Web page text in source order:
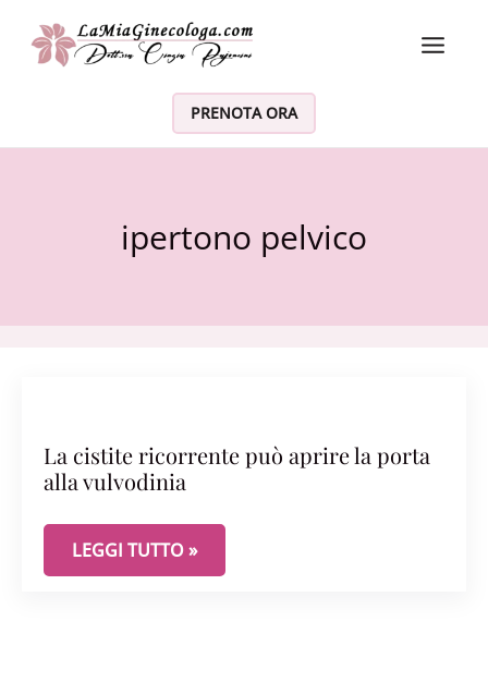
Vai al contenuto
PRENOTA ORA
ipertono pelvico
La cistite ricorrente può aprire la porta
alla vulvodinia
LA CISTITE RICORRENTE PUÒ APRIRE LA PORTA
LEGGI TUTTO »